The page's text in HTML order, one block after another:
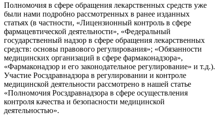
Полномочия в сфере обращения лекарственных средств уже
были нами подробно рассмотренных в ранее изданных
статьях (в частности, «Лицензионный контроль в сфере
фармацевтической деятельности», «Федеральный
государственный надзор в сфере обращения лекарственных
средств: основы правового регулирования»; «Обязанности
медицинских организаций в сфере фармаконадзора»,
«Фармаконадзор и его законодательное регулирование» и т.д.).
Участие Росздравнадзора в регулировании и контроле
медицинской деятельности рассмотрено в нашей статье
«Полномочия Росздравнадзора в сфере осуществления
контроля качества и безопасности медицинской
деятельностью».